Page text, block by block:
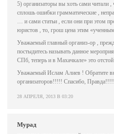
28 АПРЕЛЯ, 2013 В 03:20
5) организаторы вы хоть сами читали
сплошь ошибки грамматические ,
… и сами статьи , если они при этом
юристов , то, грош цена этим
Уважаемый главный организ-ор ,
постыдитесь называть данное
СПб, теперь и в Махачкале» это отстой
Уважаемый Ислам Алиев ! Обратите
организаторов!!!!! Спасибо, Правда!!!!!
Мурад